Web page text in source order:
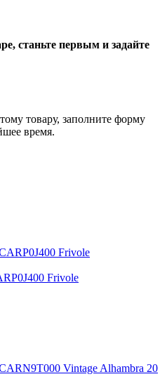
станьте первым и задайте
товару, заполните форму
время.
Frivole